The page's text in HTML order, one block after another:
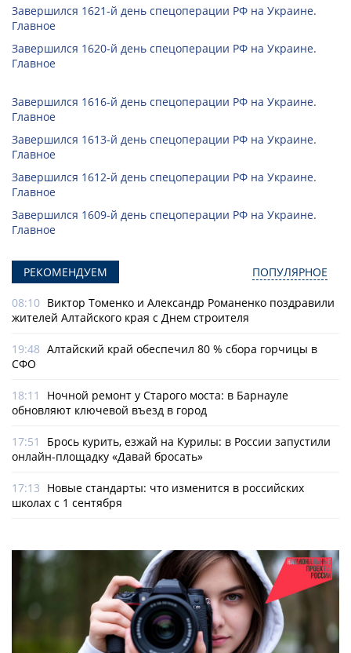
Завершился 1621-й день спецоперации РФ на Украине.
Главное
Завершился 1620-й день спецоперации РФ на Украине.
Главное
Завершился 1616-й день спецоперации РФ на Украине.
Главное
Завершился 1613-й день спецоперации РФ на Украине.
Главное
Завершился 1612-й день спецоперации РФ на Украине.
Главное
Завершился 1609-й день спецоперации РФ на Украине.
Главное
РЕКОМЕНДУЕМ ПОПУЛЯРНОЕ
08:10 Виктор Томенко и Александр Романенко поздравили
жителей Алтайского края с Днем строителя
19:48 Алтайский край обеспечил 80 % сбора горчицы в
СФО
18:11
Ночной ремонт у Старого моста: в Барнауле
обновляют ключевой въезд в город
17:51
Брось курить, езжай на Курилы: в России запустили
онлайн-­площадку «Давай бросать»
17:13 Новые стандарты: что изменится в российских
школах с 1 сентября